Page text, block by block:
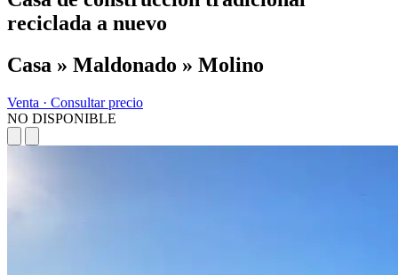
reciclada a nuevo
Casa » Maldonado » Molino
Venta · Consultar precio
NO DISPONIBLE